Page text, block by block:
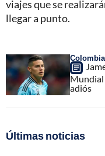
viajes que se
llegar a punto.
adiós
Últimas noticias